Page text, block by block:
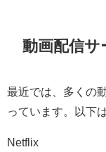
動画配信サ
最近では、多くの
っています。以下
Netflix